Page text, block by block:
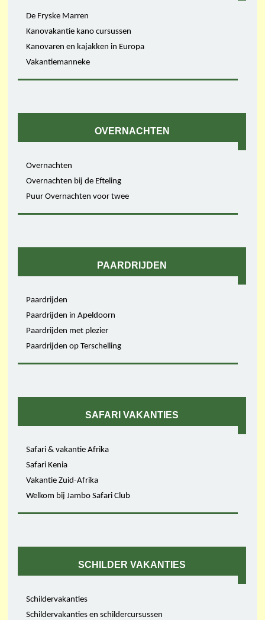
De Fryske Marren
Kanovakantie kano cursussen
Kanovaren en kajakken in Europa
Vakantiemanneke
OVERNACHTEN
Overnachten
Overnachten bij de Efteling
Puur Overnachten voor twee
PAARDRIJDEN
Paardrijden
Paardrijden in Apeldoorn
Paardrijden met plezier
Paardrijden op Terschelling
SAFARI VAKANTIES
Safari & vakantie Afrika
Safari Kenia
Vakantie Zuid-Afrika
Welkom bij Jambo Safari Club
SCHILDER VAKANTIES
Schildervakanties
Schildervakanties en schildercursussen